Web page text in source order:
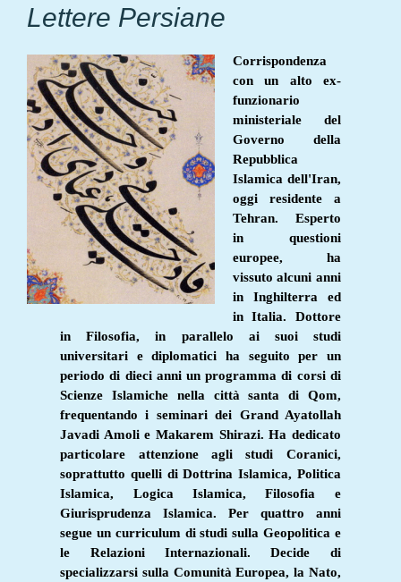
Lettere Persiane
Corrispondenza
con un alto ex-
funzionario
ministeriale del
Governo della
Repubblica
Islamica dell'Iran,
oggi residente a
Tehran. Esperto
in questioni
europee, ha
vissuto alcuni anni
in Inghilterra ed
in Italia. Dottore
in Filosofia, in parallelo ai suoi studi
universitari e diplomatici ha seguito per un
periodo di dieci anni un programma di corsi di
Scienze Islamiche nella città santa di Qom,
frequentando i seminari dei Grand Ayatollah
Javadi Amoli e Makarem Shirazi. Ha dedicato
particolare attenzione agli studi Coranici,
soprattutto quelli di Dottrina Islamica, Politica
Islamica, Logica Islamica, Filosofia e
Giurisprudenza Islamica. Per quattro anni
segue un curriculum di studi sulla Geopolitica e
le Relazioni Internazionali. Decide di
specializzarsi sulla Comunità Europea, la Nato,